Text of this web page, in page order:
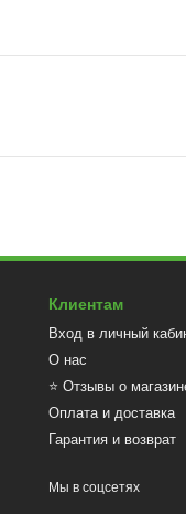
Клиентам
Вход в личный
О нас
⭐ Отзывы о
Оплата и доставка
Гарантия и возврат
Мы в соцсетях